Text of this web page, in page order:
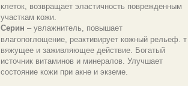
клеток, возвращает эластичность поврежденным
участкам кожи.
Cерин – увлажнитель, повышает
влагопоглощение, реактивирует кожный рельеф. т
вяжущее и заживляющее действие. Богатый
источник витаминов и минералов. Улучшает
состояние кожи при акне и экземе.